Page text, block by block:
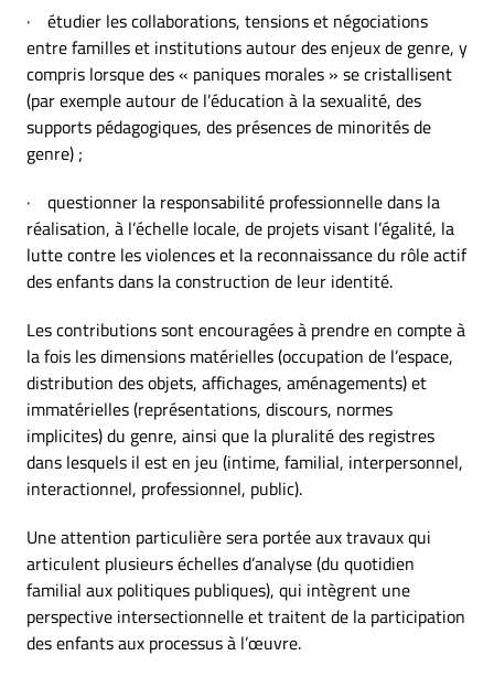
· étudier les collaborations, tensions et négociations
entre familles et institutions autour des enjeux de genre, y
compris lorsque des « paniques morales » se cristallisent
(par exemple autour de l’éducation à la sexualité, des
supports pédagogiques, des présences de minorités de
genre) ;
· questionner la responsabilité professionnelle dans la
réalisation, à l’échelle locale, de projets visant l’égalité, la
lutte contre les violences et la reconnaissance du rôle actif
des enfants dans la construction de leur identité.
Les contributions sont encouragées à prendre en compte à
la fois les dimensions matérielles (occupation de l’espace,
distribution des objets, affichages, aménagements) et
immatérielles (représentations, discours, normes
implicites) du genre, ainsi que la pluralité des registres
dans lesquels il est en jeu (intime, familial, interpersonnel,
interactionnel, professionnel, public).
Une attention particulière sera portée aux travaux qui
articulent plusieurs échelles d’analyse (du quotidien
familial aux politiques publiques), qui intègrent une
perspective intersectionnelle et traitent de la participation
des enfants aux processus à l’œuvre.